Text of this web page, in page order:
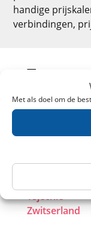
Met als doel om de
handige
verbindingen,
Europa
België
Frankrijk
Oostenrijk
Tsjechië
Zwitserland